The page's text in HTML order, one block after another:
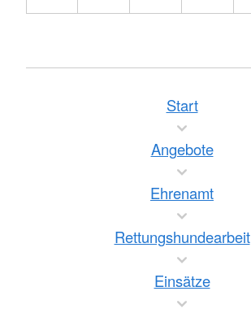
Start
Angebote
Ehrenamt
Rettungshundearbeit
Einsätze